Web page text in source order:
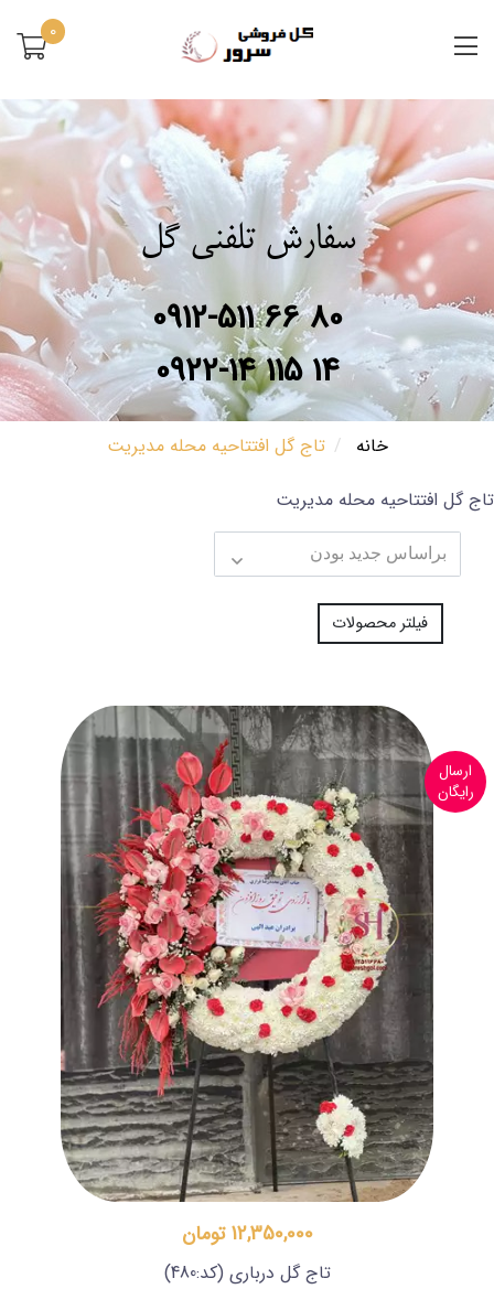
0
سفارش تلفنی گل
0912-511 66 80
0922-14 115 14
خانه
تاج گل افتتاحیه محله مدیریت
تاج گل افتتاحیه محله مدیریت
فیلتر محصولات
ارسال
رایگان
12,350,000 تومان
تاج گل درباری (کد:480)